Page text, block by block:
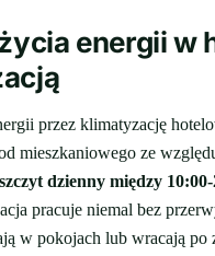
energii w
przez klimatyzację
mieszkaniowego ze
szczyt dzienny między
pracuje niemal bez
w pokojach lub wracają po